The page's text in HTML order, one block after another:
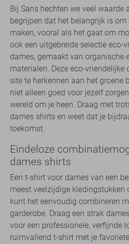
Bij Sans hechten we veel waarde
begrijpen dat het belangrijk is om
maken, vooral als het gaat om
ook een uitgebreide selectie eco-
dames, gemaakt van organische
materialen. Deze eco-
site te herkennen aan het groene
niet alleen goed voor jezelf
wereld om je heen. Draag met
dames shirts en weet dat je
toekomst.
Eindeloze
dames shirts
Een t-shirt voor dames van een
meest veelzijdige kledingstukken
kunt het eenvoudig combineren
garderobe. Draag een strak
voor een professionele, verfijnde
ruimvallend t-shirt met je